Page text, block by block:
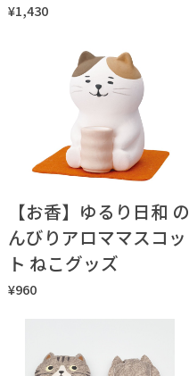
¥1,430
【お香】ゆるり日和 の
んびりアロママスコッ
ト ねこグッズ
¥960